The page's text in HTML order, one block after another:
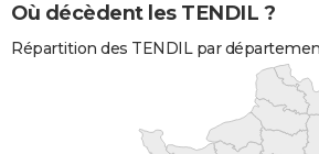
Où décèdent les TENDIL ?
Répartition des TENDIL par